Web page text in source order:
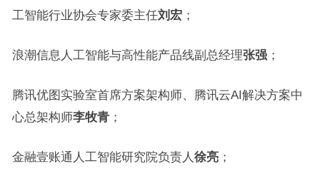
工智能行业协会专家委主任刘宏；
浪潮信息人工智能与高性能产品线副总经理张强；
腾讯优图实验室首席方案架构师、腾讯云AI解决方案中
心总架构师李牧青；
金融壹账通人工智能研究院负责人 徐亮；